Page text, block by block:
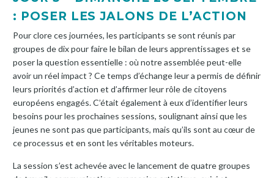
: POSER LES JALONS DE L’ACTION
Pour clore ces journées, les participants se sont réunis par
groupes de dix pour faire le bilan de leurs apprentissages et se
poser la question essentielle : où notre assemblée peut-elle
avoir un réel impact ? Ce temps d’échange leur a permis de définir
leurs priorités d’action et d’affirmer leur rôle de citoyens
européens engagés. C’était également à eux d’identifier leurs
besoins pour les prochaines sessions, soulignant ainsi que les
jeunes ne sont pas que participants, mais qu’ils sont au cœur de
ce processus et en sont les véritables moteurs.
La session s’est achevée avec le lancement de quatre groupes